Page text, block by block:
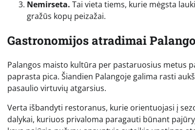
Nemirseta. Tai vieta tiems, kurie mėgsta
gražūs kopų peizažai.
Gastronomijos atradimai
Palangos maisto kultūra per pastaruosius metus
paprasta pica. Šiandien Palangoje galima rasti
pasaulio virtuvių atgarsius.
Verta išbandyti restoranus, kurie orientuojasi į
dalykai, kuriuos privaloma paragauti būnant